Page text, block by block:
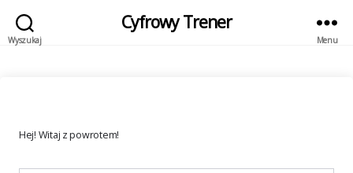
Wyszukaj
Cyfrowy Trener
Menu
Hej! Witaj z powrotem!